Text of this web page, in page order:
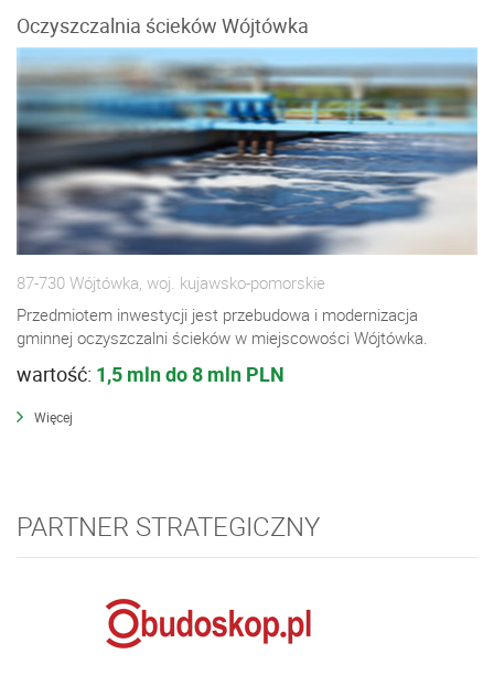
Oczyszczalnia ścieków Wójtówka
87-730 Wójtówka, woj. kujawsko-pomorskie
Przedmiotem inwestycji jest przebudowa i modernizacja
gminnej oczyszczalni ścieków w miejscowości Wójtówka.
wartość: 1,5 mln do 8 mln PLN
Więcej
PARTNER STRATEGICZNY